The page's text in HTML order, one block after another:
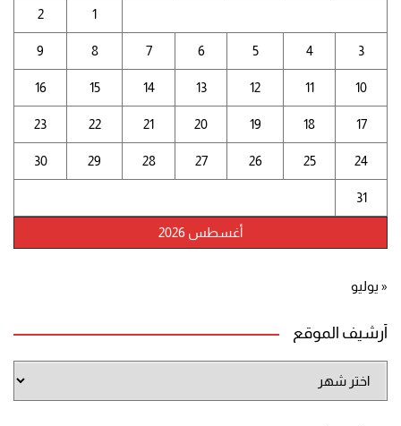
أغسطس 2026
1
2
3
4
5
6
7
8
9
10
11
12
13
14
15
16
17
18
19
20
21
22
23
24
25
26
27
28
29
30
31
« يوليو
أرشيف الموقع
الموقع